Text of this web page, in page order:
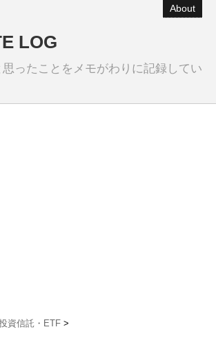
About
LOG
思ったことをメモがわりに記録してい
資信託・ETF >